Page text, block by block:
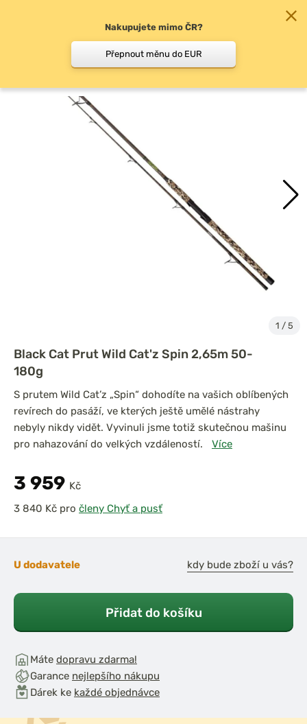
Sumcové, mořské pruty
1 / 5
Black Cat Prut Wild Cat'z Spin 2,65m 50-
180g
S prutem Wild Cat’z „Spin“ dohodíte na vašich oblíbených
revírech do pasáží, ve kterých ještě umělé nástrahy
nebyly nikdy vidět. Vyvinuli jsme totiž skutečnou mašinu
pro nahazování do velkých vzdáleností.
Více
3 959 Kč
pro členy Chyť a pusť
U dodavatele kdy bude zboží u vás?
Přidat do košíku
Máte dopravu zdarma!
Garance nejlepšího nákupu
Dárek ke každé objednávce
Nakupujete mimo ČR?
Přepnout měnu do EUR